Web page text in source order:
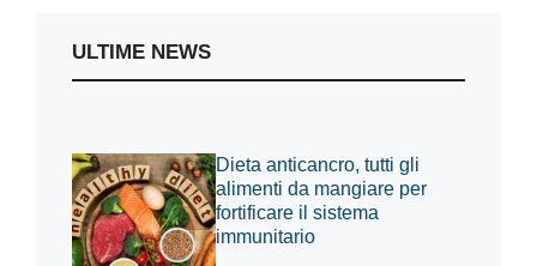
ULTIME NEWS
Dieta anticancro, tutti gli
alimenti da mangiare per
fortificare il sistema
immunitario